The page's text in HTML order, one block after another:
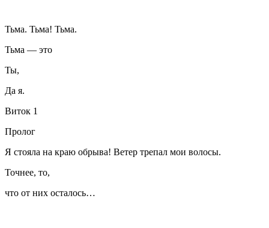
Тьма. Тьма! Тьма.
Тьма — это
Ты,
Да я.
Виток 1
Пролог
Я стояла на краю обрыва! Ветер трепал мои волосы.
Точнее, то,
что от них осталось…